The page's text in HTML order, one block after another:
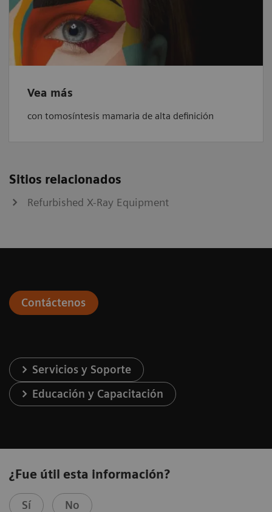
Vea más
con tomosíntesis mamaria de alta definición
Sitios relacionados
Refurbished X-Ray Equipment
Contáctenos
Servicios y Soporte
Educación y Capacitación
¿Fue útil esta información?
Sí No